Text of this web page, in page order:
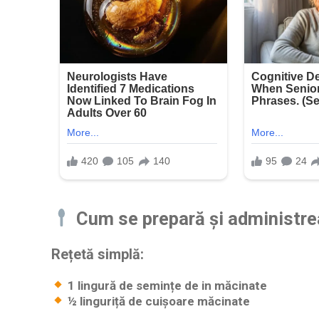
Cum se prepară și
Rețetă simplă:
1 lingură de semințe de in măcinate
½ linguriță de cuișoare măcinate